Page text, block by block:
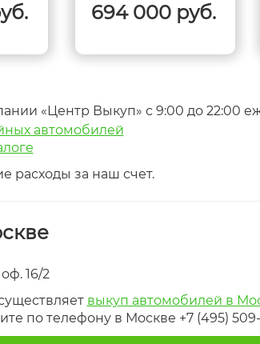
694 000 руб.
«Центр Выкуп» с 9:00 до 22:00
автомобилей
расходы за наш счет.
16/2
выкуп автомобилей в
по телефону в Москве +7 (495)